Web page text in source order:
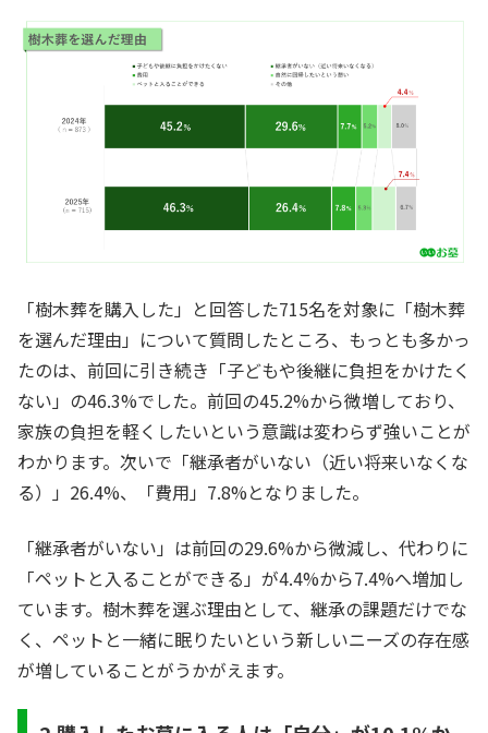
「樹木葬を購入した」と回答した715名を対象に「樹木葬
を選んだ理由」について質問したところ、もっとも多かっ
たのは、前回に引き続き「子どもや後継に負担をかけたく
ない」の46.3%でした。前回の45.2%から微増しており、
家族の負担を軽くしたいという意識は変わらず強いことが
わかります。次いで「継承者がいない（近い将来いなくな
る）」26.4%、「費用」7.8%となりました。
「継承者がいない」は前回の29.6%から微減し、代わりに
「ペットと入ることができる」が4.4%から7.4%へ増加し
ています。樹木葬を選ぶ理由として、継承の課題だけでな
く、ペットと一緒に眠りたいという新しいニーズの存在感
が増していることがうかがえます。